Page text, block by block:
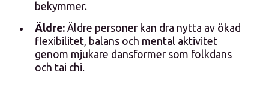
bekymmer.
Äldre: Äldre personer kan dra nytta av ökad
flexibilitet, balans och mental aktivitet
genom mjukare dansformer som folkdans
och tai chi.